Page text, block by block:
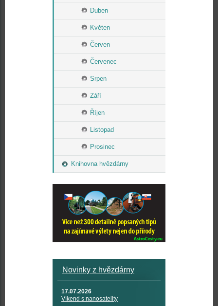
Duben
Květen
Červen
Červenec
Srpen
Září
Říjen
Listopad
Prosinec
Knihovna hvězdárny
Novinky z hvězdárny
17.07.2026
Víkend s nanosatelity